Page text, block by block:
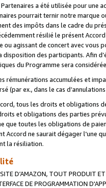
a été utilisée pour une
pourrait ternir notre marque
des impôts dans le cadre du
résilié le présent
agissant de concert avec vous
disposition des participants. Afin
du Programme sera
rémunérations accumulées et
(par ex., dans le cas
tous les droits et obligations
et obligations des parties
que toutes les obligations de
Accord ne saurait dégager l'une
la résiliation.
D’AMAZON, TOUT PRODUIT
DE PROGRAMMATION